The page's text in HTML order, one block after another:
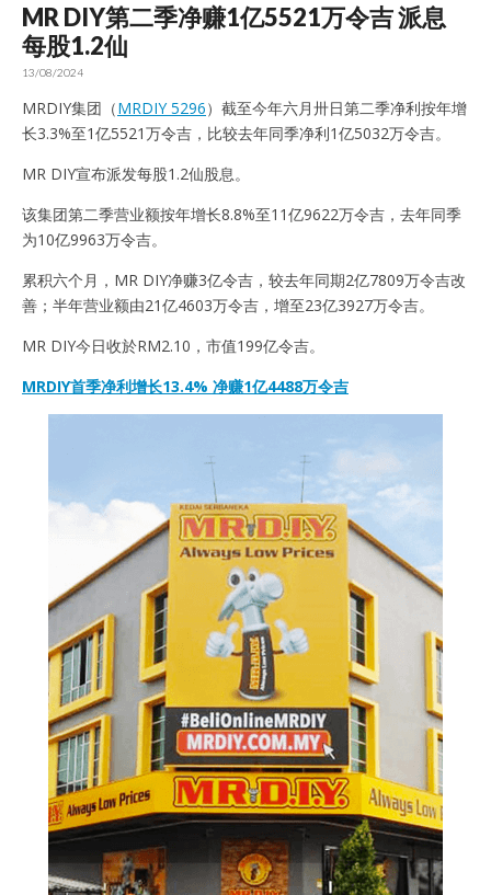
MR DIY第二季净赚1亿5521万令吉 派息
每股1.2仙
13/08/2024
MRDIY集团（MRDIY 5296）截至今年六月卅日第二季净利按年增
长3.3%至1亿5521万令吉，比较去年同季净利1亿5032万令吉。
MR DIY宣布派发每股1.2仙股息。
该集团第二季营业额按年增长8.8%至11亿9622万令吉，去年同季
为10亿9963万令吉。
累积六个月，MR DIY净赚3亿令吉，较去年同期2亿7809万令吉改
善；半年营业额由21亿4603万令吉，增至23亿3927万令吉。
MR DIY今日收於RM2.10，市值199亿令吉。
MRDIY首季净利增长13.4% 净赚1亿4488万令吉